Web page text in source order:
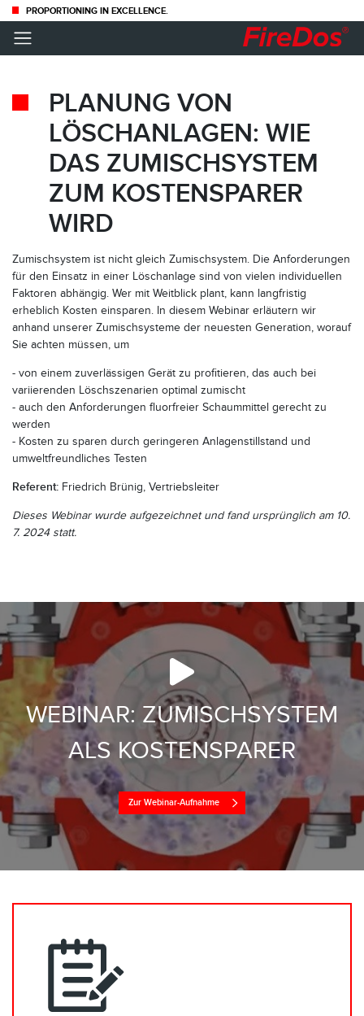
PROPORTIONING IN EXCELLENCE.
PLANUNG VON
LÖSCHANLAGEN: WIE
DAS ZUMISCHSYSTEM
ZUM KOSTENSPARER
WIRD
Zumischsystem ist nicht gleich Zumischsystem. Die Anforderungen
für den Einsatz in einer Löschanlage sind von vielen individuellen
Faktoren abhängig. Wer mit Weitblick plant, kann langfristig
erheblich Kosten einsparen. In diesem Webinar erläutern wir
anhand unserer Zumischsysteme der neuesten Generation, worauf
Sie achten müssen, um
- von einem zuverlässigen Gerät zu profitieren, das auch bei
variierenden Löschszenarien optimal zumischt
- auch den Anforderungen fluorfreier Schaummittel gerecht zu
werden
- Kosten zu sparen durch geringeren Anlagenstillstand und
umweltfreundliches Testen
Referent: Friedrich Brünig, Vertriebsleiter
Dieses Webinar wurde aufgezeichnet und fand ursprünglich am 10.
7. 2024 statt.
WEBINAR: ZUMISCHSYSTEM
ALS KOSTENSPARER
Zur Webinar-Aufnahme